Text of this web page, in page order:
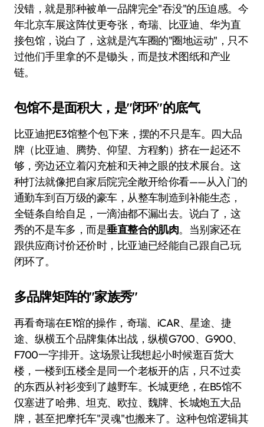
没错，就是那种被单一品牌完全"吞没"的压迫感。今
年北京车展这阵仗更夸张，奇瑞、比亚迪、华为直
接包馆，说白了，这就是汽车圈的"圈地运动"，只不
过他们手里拿的不是锄头，而是技术图纸和产业
链。
包馆不是面积大，是"闭环"的底气
比亚迪把E3馆整个包下来，摆的不只是车。四大品
牌（比亚迪、腾势、仰望、方程豹）挤在一起还不
够，旁边还立着闪充桩和天神之眼的技术展台。这
种打法就像把自家后院完全敞开给你看——从入门的
通勤车到百万级的豪车，从整车制造到补能生态，
全链条自给自足，一滴油都不漏出去。说白了，这
秀的不是车多，而是垂直整合的肌肉。当别家还在
跟供应商讨价还价时，比亚迪已经能自己跟自己玩
闭环了。
多品牌矩阵的"家族秀"
再看奇瑞在E1馆的操作，奇瑞、iCAR、星途、捷
途、纵横五个品牌集体出战，纵横G700、G900、
F700一字排开。这场景让我想起小时候逛百货大
楼，一楼到五楼全是同一个老板开的店，只不过卖
的东西从衬衫变到了越野车。长城更绝，在B5馆不
仅塞进了哈弗、坦克、欧拉、魏牌、长城炮五大品
牌，甚至把摩托车"灵魂"也搬来了。这种包馆逻辑其